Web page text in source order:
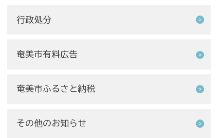
行政処分
奄美市有料広告
奄美市ふるさと納税
その他のお知らせ